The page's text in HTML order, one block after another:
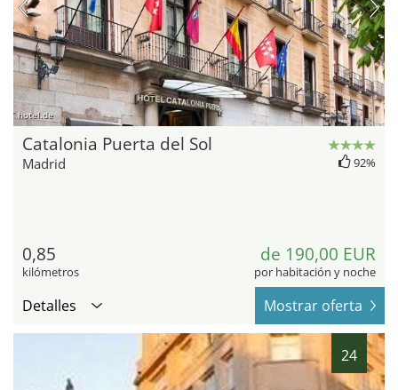
hotel.de
Catalonia Puerta del Sol
Madrid 92%
0,85
kilómetros
de 190,00 EUR
por habitación y noche
Detalles Mostrar oferta
24